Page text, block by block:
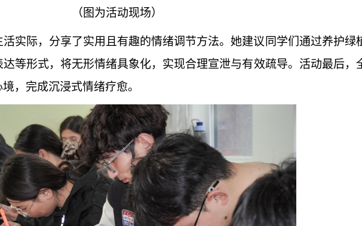
（图为活动现场）
实际，分享了实用且有趣的情绪调节方法。她建议同学们通过养护绿
等形式，将无形情绪具象化，实现合理宣泄与有效疏导。活动最后，
，完成沉浸式情绪疗愈。